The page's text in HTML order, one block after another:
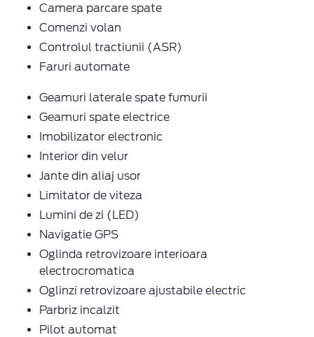
Camera parcare spate
Comenzi volan
Controlul tractiunii (ASR)
Faruri automate
Geamuri laterale spate fumurii
Geamuri spate electrice
Imobilizator electronic
Interior din velur
Jante din aliaj usor
Limitator de viteza
Lumini de zi (LED)
Navigatie GPS
Oglinda retrovizoare interioara
electrocromatica
Oglinzi retrovizoare ajustabile electric
Parbriz incalzit
Pilot automat